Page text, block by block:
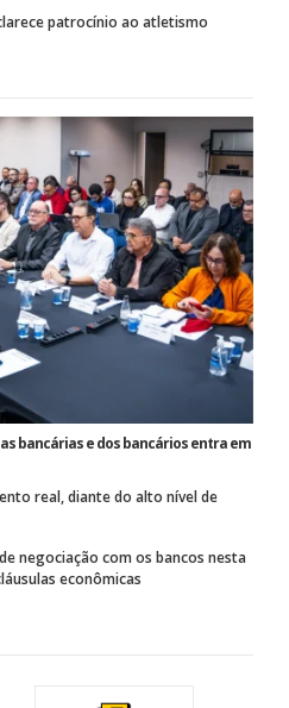
patrocínio ao atletismo
bancárias e dos bancários entra em
real, diante do alto nível de
negociação com os bancos nesta
econômicas